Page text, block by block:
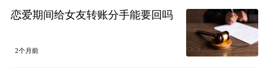
恋爱期间给女友转账分手能要回吗
2个月前